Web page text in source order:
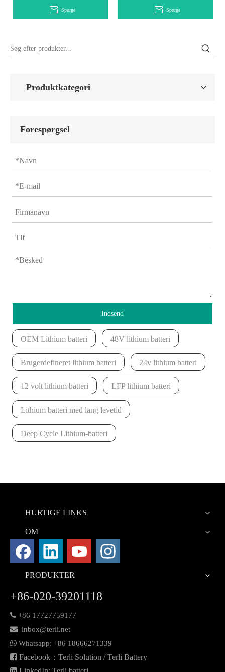
Spørge Spørge
Produktkategori
Forespørgsel
Indsend
OEM Lithium batteri 48V lithium batteri
Brugerdefineret lithium batteri 24v lithium batteri
12 volt lithium batteri LFP lithium batteri
Lithium batteri med lang levetid
Deep Cycle Lithium-batteri
HURTIGE LINKS
OM
PRODUKTER
+86-020-39201118
 +86 17727759177
 inbox@terli.net
 Whatsapp: +86 18666271339
 Facebook：Terli Solution / Terli Battery